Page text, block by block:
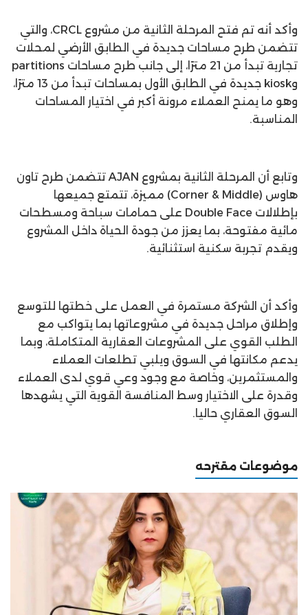
وأكد أنه تم فتح المرحلة الثانية من مشروع CRCL، والتي
تتضمن طرح مساحات جديدة في الطابق الأرضي لمحلات
تجارية تبدأ من 21 مترًا، إلى جانب طرح مساحات partitions
وkiosk جديدة في الطابق الأول بمساحات تبدأ من 13 مترًا،
وهو ما يمنح العملاء مرونة أكبر في اختيار المساحات
المناسبة.
وتابع أن المرحلة الثانية بمشروع AJAN تتضمن طرح تاون
هاوس (Corner & Middle) مميزة، تتمتع جميعها
بإطلالات Double Face على حمامات سباحة ومسطحات
مائية مفتوحة، بما يعزز من جودة الحياة داخل المشروع
ويقدم تجربة سكنية استثنائية.
وأكد أن الشركة مستمرة في العمل على خطتها للتوسع
وإطلاق مراحل جديدة في مشروعاتها بما يتواكب مع
الطلب القوي على المشروعات العقارية المتكاملة، وبما
يدعم مكانتها في السوق ويلبي تطلعات العملاء
والمستثمرين، وخاصة مع وجود وعي قوي لدى العملاء
وقدرة على الاختيار وسط المنافسة القوية التي يشهدها
السوق العقاري حاليا.
موضوعات مقترحه